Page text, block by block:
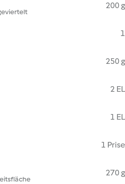
200 g
1
250 g
2 EL
1 EL
1 Prise
270 g